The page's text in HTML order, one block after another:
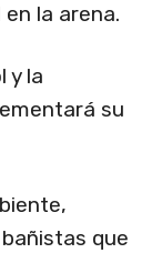
la arena.
y la
su
que